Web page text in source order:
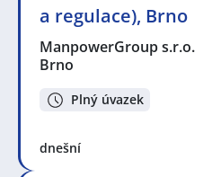
a regulace), Brno
ManpowerGroup s.r.o.
Brno
Plný úvazek
dnešní